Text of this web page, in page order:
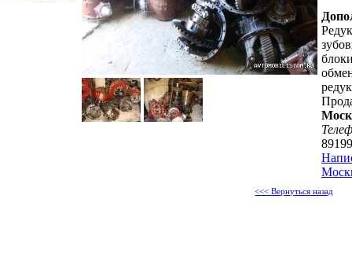
<<< Вернуться назад